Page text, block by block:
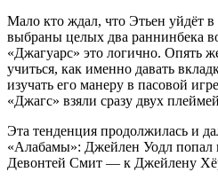
Мало кто ждал, что Этьен уйдёт в
выбраны целых два раннинбека
«Джагуарс» это логично. Опять
учиться, как именно давать
изучать его манеру в пасовой
«Джагс» взяли сразу двух
Эта тенденция продолжилась и
«Алабамы»: Джейлен Уодл попал
Девонтей Смит — к Джейлену